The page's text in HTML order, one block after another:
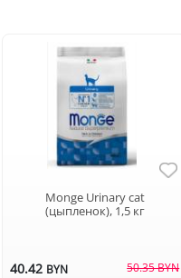
Monge Urinary cat
(цыпленок), 1,5 кг
40.42 BYN 50.35 BYN